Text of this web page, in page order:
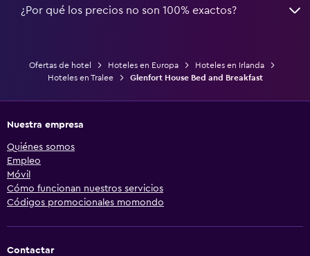
¿Por qué los precios no son 100% exactos?
Ofertas de hotel Hoteles en Europa
Hoteles en Irlanda
Hoteles en Tralee
Glenfort House Bed and Breakfast
Nuestra empresa
Quiénes somos
Empleo
Móvil
Cómo funcionan nuestros servicios
Códigos promocionales momondo
Contactar